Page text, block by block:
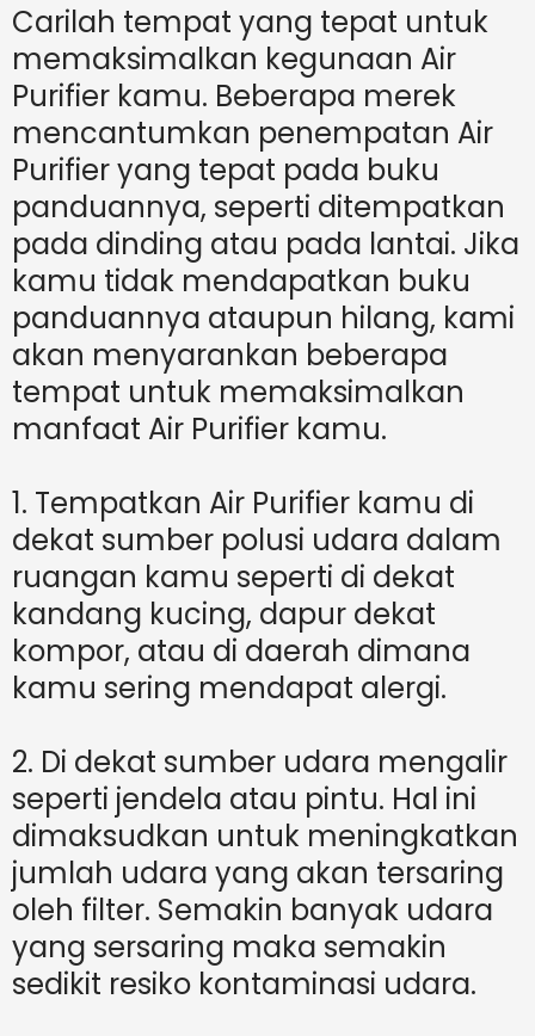
Carilah tempat yang tepat untuk
memaksimalkan kegunaan Air
Purifier kamu. Beberapa merek
mencantumkan penempatan Air
Purifier yang tepat pada buku
panduannya, seperti ditempatkan
pada dinding atau pada lantai. Jika
kamu tidak mendapatkan buku
panduannya ataupun hilang, kami
akan menyarankan beberapa
tempat untuk memaksimalkan
manfaat Air Purifier kamu.
1. Tempatkan Air Purifier kamu di
dekat sumber polusi udara dalam
ruangan kamu seperti di dekat
kandang kucing, dapur dekat
kompor, atau di daerah dimana
kamu sering mendapat alergi.
2. Di dekat sumber udara mengalir
seperti jendela atau pintu. Hal ini
dimaksudkan untuk meningkatkan
jumlah udara yang akan tersaring
oleh filter. Semakin banyak udara
yang sersaring maka semakin
sedikit resiko kontaminasi udara.